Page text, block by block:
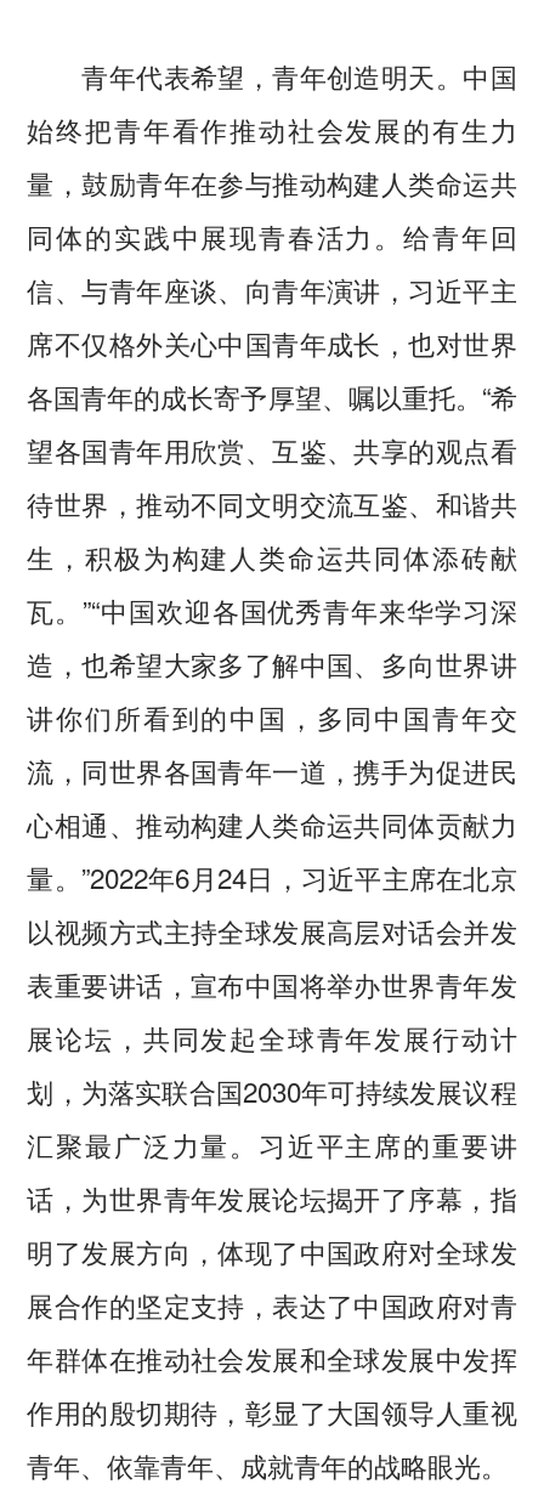
青年代表希望，青年创造明天。中国
始终把青年看作推动社会发展的有生力
量，鼓励青年在参与推动构建人类命运共
同体的实践中展现青春活力。给青年回
信、与青年座谈、向青年演讲，习近平主
席不仅格外关心中国青年成长，也对世界
各国青年的成长寄予厚望、嘱以重托。“希
望各国青年用欣赏、互鉴、共享的观点看
待世界，推动不同文明交流互鉴、和谐共
生，积极为构建人类命运共同体添砖献
瓦。”“中国欢迎各国优秀青年来华学习深
造，也希望大家多了解中国、多向世界讲
讲你们所看到的中国，多同中国青年交
流，同世界各国青年一道，携手为促进民
心相通、推动构建人类命运共同体贡献力
量。”2022年6月24日，习近平主席在北京
以视频方式主持全球发展高层对话会并发
表重要讲话，宣布中国将举办世界青年发
展论坛，共同发起全球青年发展行动计
划，为落实联合国2030年可持续发展议程
汇聚最广泛力量。习近平主席的重要讲
话，为世界青年发展论坛揭开了序幕，指
明了发展方向，体现了中国政府对全球发
展合作的坚定支持，表达了中国政府对青
年群体在推动社会发展和全球发展中发挥
作用的殷切期待，彰显了大国领导人重视
青年、依靠青年、成就青年的战略眼光。